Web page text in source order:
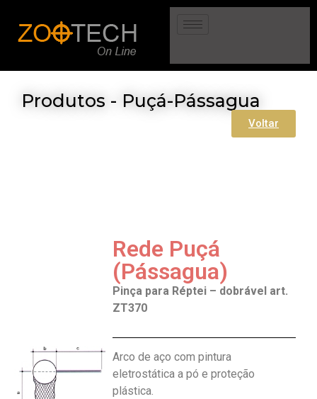
Produtos - Puçá-Pássagua
Voltar
Rede Puçá
(Pássagua)
Pinça para Réptei – dobrável art.
ZT370
Arco de aço com pintura
eletrostática a pó e proteção
plástica.